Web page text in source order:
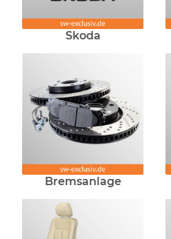
Skoda
Bremsanlage